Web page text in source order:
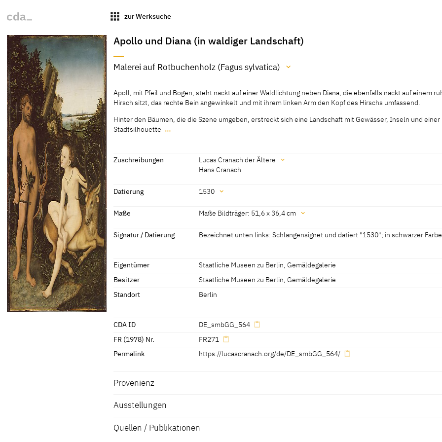
apps zur Werksuche
Apollo und Diana (in waldiger Landschaft)
Malerei auf Rotbuchenholz (Fagus sylvatica)
Malerei auf Rotbuchenholz (Fagus sylvatica)
[Gemäldegalerie, revised 2010]
[Klein, Bericht 1997]
Apoll, mit Pfeil und Bogen, steht nackt auf einer Waldlichtung neben Diana, die ebenfalls nackt auf einem
Hirsch sitzt, das rechte Bein angewinkelt und mit ihrem linken Arm den Kopf des Hirschs umfassend.
Hinter den Bäumen, die die Szene umgeben, erstreckt sich eine Landschaft mit Gewässer, Inseln und einer
Stadtsilhouette …
Hinter den Bäumen, die die Szene umgeben, erstreckt sich eine Landschaft mit Gewässer, Inseln und einer
[Gemäldegalerie Berlin, Unsinn 2010]
Zuschreibungen
Lucas Cranach der Ältere
Hans Cranach
Zuschreibungen
Datierung 1530
Datierung
Maße Maße Bildträger: 51,6 x 36,4 cm
Maße
[Gemäldegalerie, revised 2010]
Signatur / Datierung Bezeichnet unten links: Schlangensignet und datiert "1530"; in schwarzer Farbe
Bezeichnet unten links: Schlangensignet und datiert "1530"; in schwarzer Farbe
Eigentümer
Staatliche Museen zu Berlin, Gemäldegalerie
Besitzer
Staatliche Museen zu Berlin, Gemäldegalerie
Standort
Berlin
CDA ID
DE_smbGG_564
FR (1978) Nr.
FR271
Permalink
https://lucascranach.org/de/DE_smbGG_564/
Provenienz
[Gemäldegalerie, revised 2010]
Ausstellungen
Quellen / Publikationen